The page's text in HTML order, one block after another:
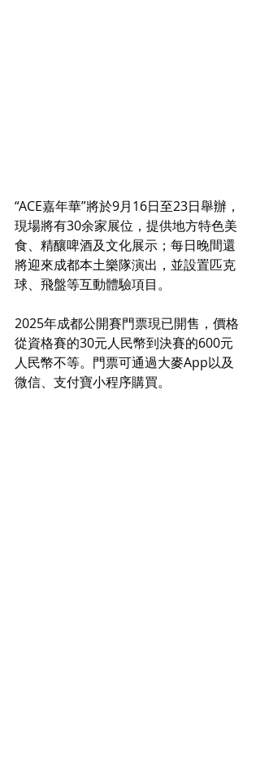
“ACE嘉年華”將於9月16日至23日舉辦，
現場將有30余家展位，提供地方特色美
食、精釀啤酒及文化展示；每日晚間還
將迎來成都本土樂隊演出，並設置匹克
球、飛盤等互動體驗項目。
2025年成都公開賽門票現已開售，價格
從資格賽的30元人民幣到決賽的600元
人民幣不等。門票可通過大麥App以及
微信、支付寶小程序購買。